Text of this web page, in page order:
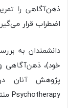
ذهن‌آگاهی را
اضطراب قرار
دانشمندان به
خود)، ذهن‌آگاهی
Psychotherapy منتشر شده است.